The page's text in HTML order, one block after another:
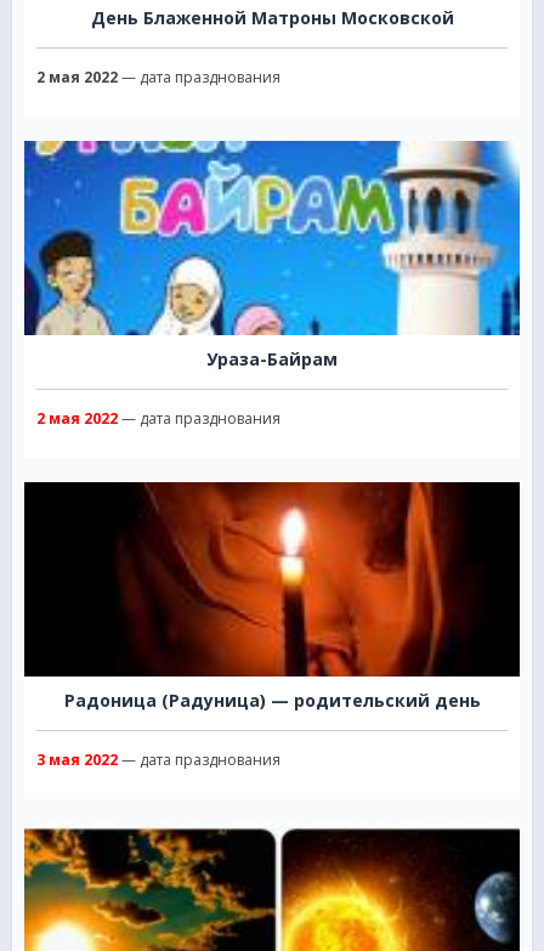
День Блаженной Матроны Московской
2 мая 2022— дата празднования
Ураза-Байрам
2 мая 2022— дата празднования
Радоница (Радуница) — родительский день
3 мая 2022— дата празднования